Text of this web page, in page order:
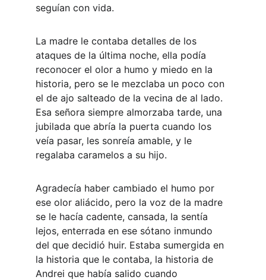
seguían con vida.
La madre le contaba detalles de los
ataques de la última noche, ella podía
reconocer el olor a humo y miedo en la
historia, pero se le mezclaba un poco con
el de ajo salteado de la vecina de al lado.
Esa señora siempre almorzaba tarde, una
jubilada que abría la puerta cuando los
veía pasar, les sonreía amable, y le
regalaba caramelos a su hijo.
Agradecía haber cambiado el humo por
ese olor aliácido, pero la voz de la madre
se le hacía cadente, cansada, la sentía
lejos, enterrada en ese sótano inmundo
del que decidió huir. Estaba sumergida en
la historia que le contaba, la historia de
Andrei que había salido cuando